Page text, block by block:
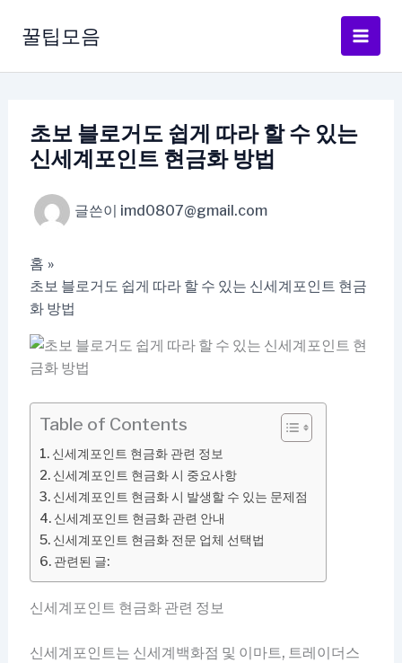
로
꿀팁모음
초보 블로거도 쉽게 따라 할 수 있는
신세계포인트 현금화 방법
글쓴이 imd0807@gmail.com
홈
초보 블로거도 쉽게 따라 할 수 있는 신세계포인트 현금
화 방법
Table of Contents
신세계포인트 현금화 관련 정보
신세계포인트 현금화 시 중요사항
신세계포인트 현금화 시 발생할 수 있는 문제점
신세계포인트 현금화 관련 안내
신세계포인트 현금화 전문 업체 선택법
관련된 글:
신세계포인트 현금화 관련 정보
신세계포인트는 신세계백화점 및 이마트, 트레이더스